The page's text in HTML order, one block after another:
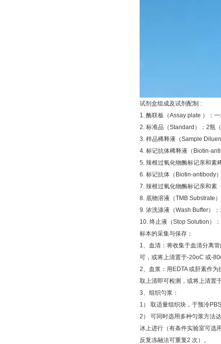
试剂盒组成及试剂配制 :
1. 酶联板（Assay plate ）：
2. 标准品（Standard ）： 2瓶
3. 样品稀释液（Sample
4. 标记抗体稀释液（ Biotin-
5. 辣根过氧化物酶标记亲和素
6. 标记抗体（ Biotin-antibody
7. 辣根过氧化物酶标记亲和素
8. 底物溶液（TMB Substrate
9. 浓洗涤液（Wash Buffer）：
10. 终止液（Stop Solution ）：
标本的采集与保存：
1、血清：将收集于血清分离
可，或将上清置于-20oC 或-
2、血浆：用 EDTA或肝素作为
取上清即可检测，或将上清置
3、组织匀浆：
1 ） 取适量组织块，于预冷PBS
2 ）
可同时选用多种匀浆方法
冰上进行（有条件实验室可选
反复冻融法可重复2 次）。